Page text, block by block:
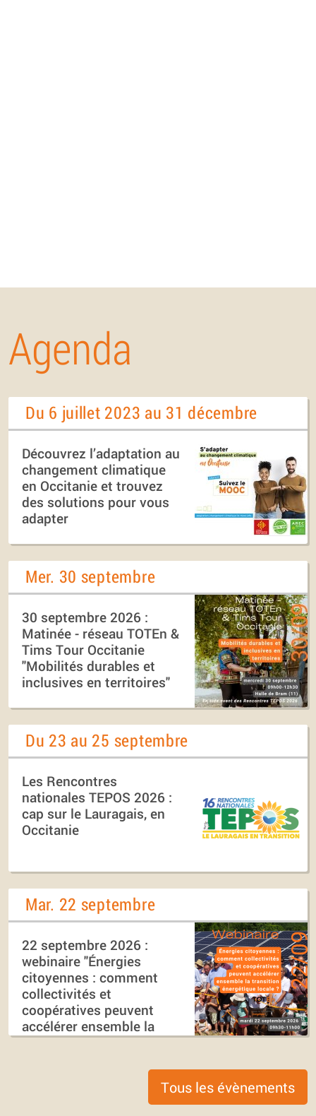
Agenda
Du 6 juillet 2023 au 31 décembre
Découvrez l’adaptation au
changement climatique
en Occitanie et trouvez
des solutions pour vous
adapter
Mer. 30 septembre
30 septembre 2026 :
Matinée - réseau TOTEn &
Tims Tour Occitanie
"Mobilités durables et
inclusives en territoires"
Du 23 au 25 septembre
Les Rencontres
nationales TEPOS 2026 :
cap sur le Lauragais, en
Occitanie
Mar. 22 septembre
22 septembre 2026 :
webinaire "Énergies
citoyennes : comment
collectivités et
coopératives peuvent
accélérer ensemble la
transition énergétique
Tous les évènements